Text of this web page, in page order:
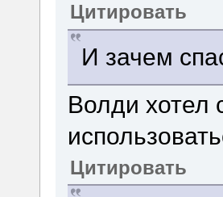
Цитировать
И зачем
Волди хотел
Цитировать